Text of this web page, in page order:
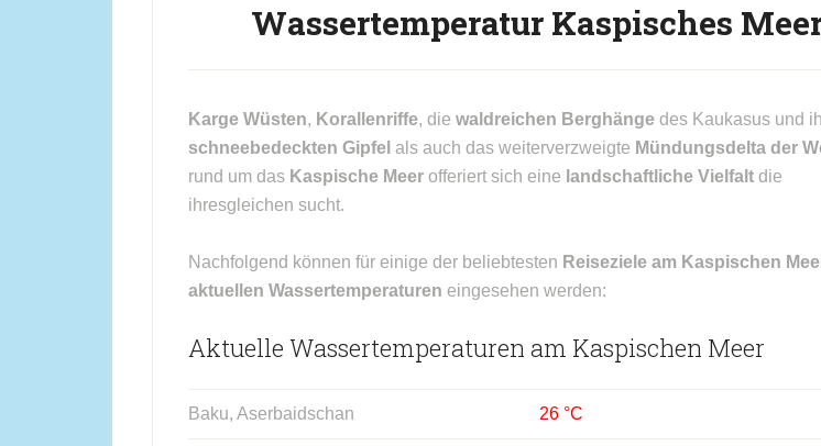
Wassertemperatur Kaspisches
Karge Wüsten, Korallenriffe, die waldreichen Berghänge des Kaukasus und
schneebedeckten Gipfel als auch das weiterverzweigte Mündungsdelta der
rund um das Kaspische Meer offeriert sich eine landschaftliche Vielfalt die
ihresgleichen sucht.
Nachfolgend können für einige der beliebtesten Reiseziele am Kaspischen
aktuellen Wassertemperaturen eingesehen werden:
Aktuelle Wassertemperaturen am Kaspischen Meer
Baku, Aserbaidschan 26 °C